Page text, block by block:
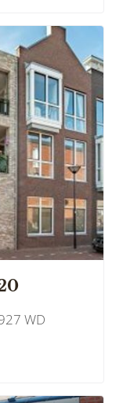
WD